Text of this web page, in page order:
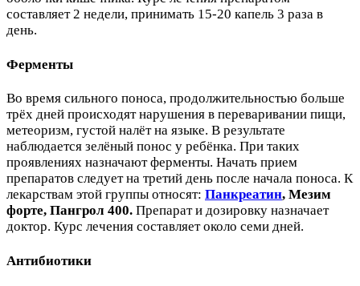
составляет 2 недели, принимать 15-20 капель 3 раза в
день.
Ферменты
Во время сильного поноса, продолжительностью больше
трёх дней происходят нарушения в переваривании пищи,
метеоризм, густой налёт на языке. В результате
наблюдается зелёный понос у ребёнка. При таких
проявлениях назначают ферменты. Начать прием
препаратов следует на третий день после начала поноса. К
лекарствам этой группы относят: Панкреатин, Мезим
форте, Пангрол 400. Препарат и дозировку назначает
доктор. Курс лечения составляет около семи дней.
Антибиотики